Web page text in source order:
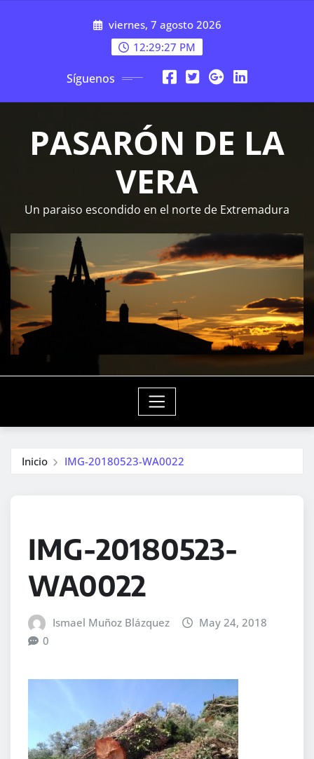
viernes, 7 agosto 2026
12:29:28 PM
Síguenos
PASARÓN DE LA
VERA
Un paraiso escondido en el norte de Extremadura
Inicio IMG-20180523-WA0022
IMG-20180523-
WA0022
Ismael Muñoz Blázquez
May 24, 2018
0